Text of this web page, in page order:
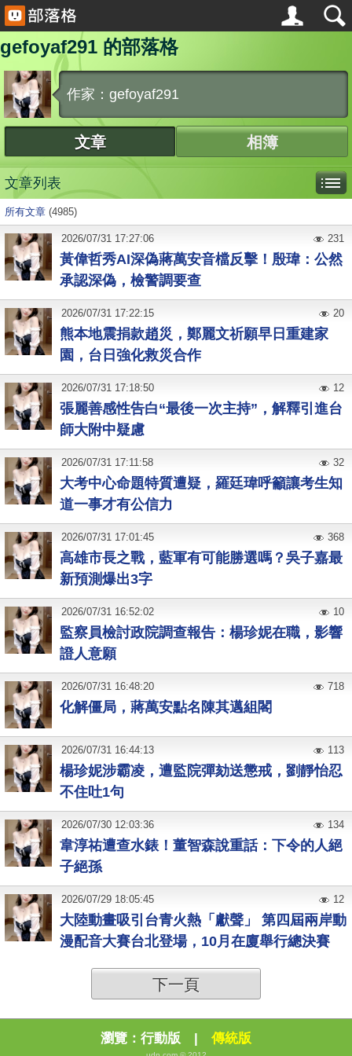
gefoyaf291 的部落格
作家：gefoyaf291
文章 相簿
文章列表
所有文章 (4985)
黃偉哲秀AI深偽蔣萬安音檔反擊！殷瑋：公然
承認深偽，檢警調要查
2026/07/31 17:27:06 231
熊本地震捐款趙災，鄭麗文祈願早日重建家
園，台日強化救災合作
2026/07/31 17:22:15 20
張麗善感性告白“最後一次主持”，解釋引進台
師大附中疑慮
2026/07/31 17:18:50 12
大考中心命題特質遭疑，羅廷瑋呼籲讓考生知
道一事才有公信力
2026/07/31 17:11:58 32
高雄市長之戰，藍軍有可能勝選嗎？吳子嘉最
新預測爆出3字
2026/07/31 17:01:45 368
監察員檢討政院調查報告：楊珍妮在職，影響
證人意願
2026/07/31 16:52:02 10
化解僵局，蔣萬安點名陳其邁組閣
2026/07/31 16:48:20 718
楊珍妮涉霸凌，遭監院彈劾送懲戒，劉靜怡忍
不住吐1句
2026/07/31 16:44:13 113
韋淳祐遭查水錶！董智森說重話：下令的人絕
子絕孫
2026/07/30 12:03:36 134
大陸動畫吸引台青火熱「獻聲」 第四屆兩岸動
漫配音大賽台北登場，10月在廈舉行總決賽
2026/07/29 18:05:45 12
下一頁
瀏覽： 行動版 | 傳統版